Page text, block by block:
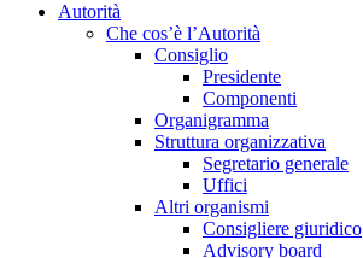
Autorità
Che cos’è l’Autorità
Consiglio
Presidente
Componenti
Organigramma
Struttura organizzativa
Segretario generale
Uffici
Altri organismi
Consigliere giuridico
Advisory board